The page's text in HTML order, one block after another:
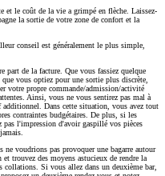
et le coût de la vie a grimpé en flèche. Laissez-
la sortie de votre zone de confort et la
conseil est généralement le plus simple,
part de la facture. Que vous fassiez quelque
vous optiez pour une sortie plus discrète,
votre propre commande/admission/activité
Ainsi, vous ne vous sentirez pas mal à
additionnel. Dans cette situation, vous avez tout
contraintes budgétaires. De plus, si les
pas l'impression d'avoir gaspillé vos pièces
voudrions pas provoquer une bagarre autour
trouvez des moyens astucieux de rendre la
Si vous allez dans un deuxième bar,